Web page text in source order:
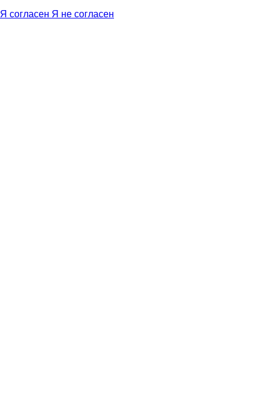
Я согласен Я не согласен